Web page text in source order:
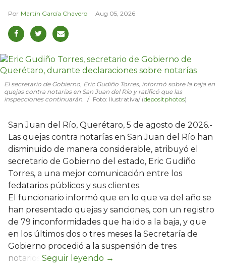
Martín García Chavero Aug 05, 2026
El secretario de Gobierno, Eric Gudiño Torres, informó sobre la baja en
quejas contra notarías en San Juan del Río y ratificó que las
inspecciones continuarán.
Foto: Ilustrativa/ (depositphotos)
San Juan del Río, Querétaro, 5 de agosto de 2026.-
Las quejas contra notarías en San Juan del Río han
disminuido de manera considerable, atribuyó el
secretario de Gobierno del estado, Eric Gudiño
Torres, a una mejor comunicación entre los
fedatarios públicos y sus clientes.
El funcionario informó que en lo que va del año se
han presentado quejas y sanciones, con un registro
de 79 inconformidades que ha ido a la baja, y que
en los últimos dos o tres meses la Secretaría de
Gobierno procedió a la suspensión de tres
notarios.